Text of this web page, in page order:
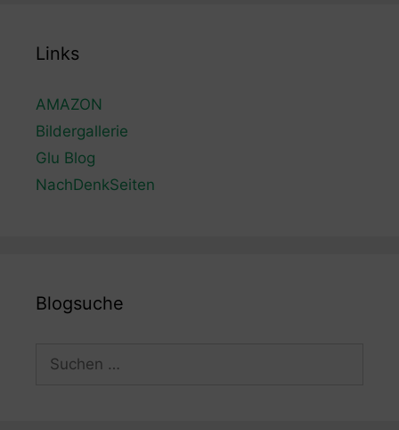
Links
AMAZON
Bildergallerie
Glu Blog
NachDenkSeiten
Blogsuche